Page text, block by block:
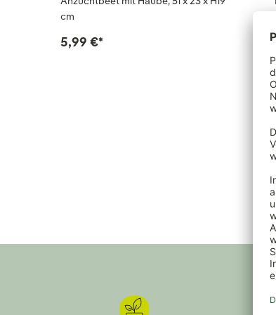
cm
5,99 €*